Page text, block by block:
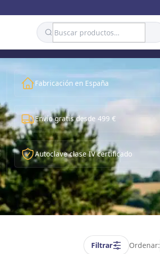
Search
Fabricación en España
Envío gratis desde 499 €
Autoclave clase IV certificado
Filtrar Ordenar: